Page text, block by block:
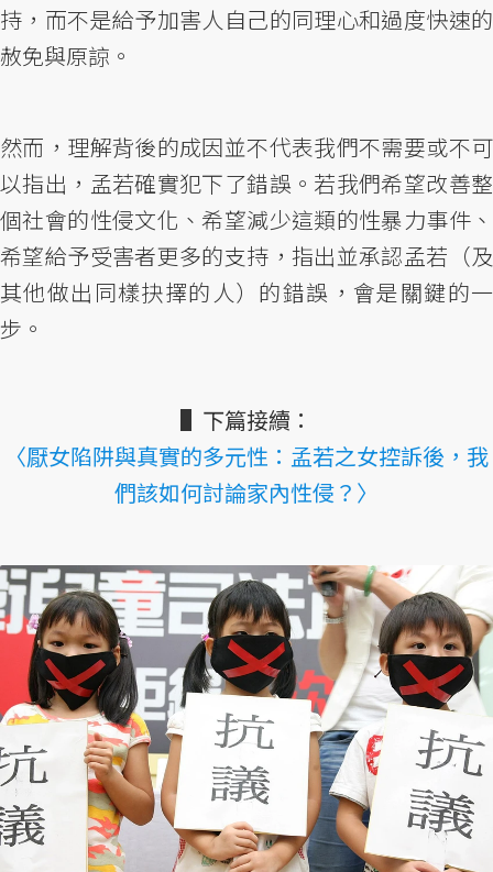
持，而不是給予加害人自己的同理心和過度快速的
赦免與原諒。
然而，理解背後的成因並不代表我們不需要或不可
以指出，孟若確實犯下了錯誤。若我們希望改善整
個社會的性侵文化、希望減少這類的性暴力事件、
希望給予受害者更多的支持，指出並承認孟若（及
其他做出同樣抉擇的人）的錯誤，會是關鍵的一
步。
▌下篇接續：
〈厭女陷阱與真實的多元性：孟若之女控訴後，我
們該如何討論家內性侵？〉